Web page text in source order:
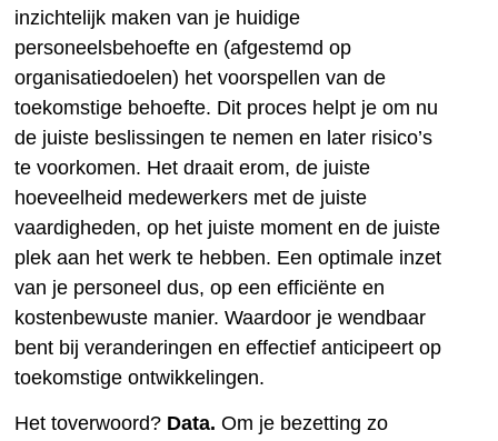
inzichtelijk maken van je huidige
personeelsbehoefte en (afgestemd op
organisatiedoelen) het voorspellen van de
toekomstige behoefte. Dit proces helpt je om nu
de juiste beslissingen te nemen en later risico’s
te voorkomen. Het draait erom, de juiste
hoeveelheid medewerkers met de juiste
vaardigheden, op het juiste moment en de juiste
plek aan het werk te hebben. Een optimale inzet
van je personeel dus, op een efficiënte en
kostenbewuste manier. Waardoor je wendbaar
bent bij veranderingen en effectief anticipeert op
toekomstige ontwikkelingen.
Het toverwoord? Data. Om je bezetting zo